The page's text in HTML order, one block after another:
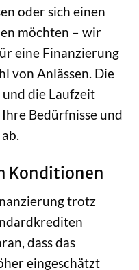
oder sich einen
möchten – wir
eine Finanzierung
von Anlässen. Die
und die Laufzeit
Bedürfnisse und
Konditionen
trotz
dass das
eingeschätzt